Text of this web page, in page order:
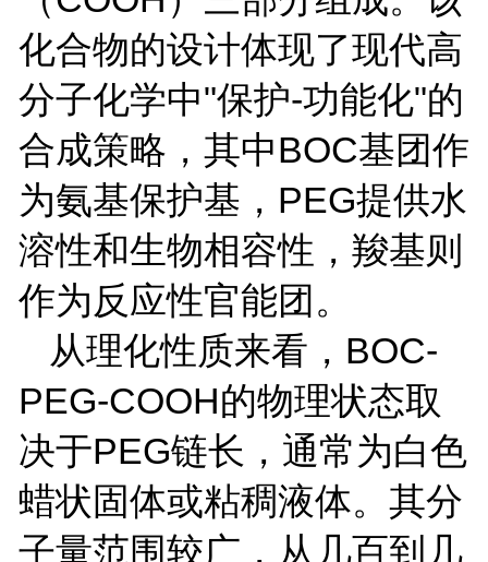
化合物的设计体现了现代高
分子化学中"保护-功能化"的
合成策略，其中BOC基团作
为氨基保护基， PEG提供水
溶性和生物相容性，羧基则
作为反应性官能团。
从理化性质来看， BOC-
PEG-COOH的物理状态取
决于PEG链长，通常为白色
蜡状固体或粘稠液体。其分
子量范围较广，从几百到几